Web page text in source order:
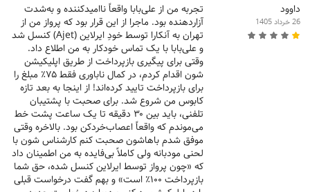
داوود
26 خرداد 1405
تجربه‌ من از علی‌بابا واقعاً ناامیدکننده و به‌شدت
آزاردهنده بود. ماجرا از این قرار بود که پرواز من از
تهران به آنکارا توسط خودِ ایرلاین (Ajet) کنسل شد
و علی‌بابا با یک تماس خودکار به من اطلاع داد.
وقتی برای پیگیری بازپرداخت از طریق اپلیکیشن
شون اقدام کردم، در کمال ناباوری فقط ۷۵٪ مبلغ را
برای بازپرداخت تایید کرده‌اند! از اینجا به بعد تازه
کابوس من شروع شد. برای صحبت با پشتیبان
تلفنی، باید بین ۳۰ دقیقه تا یک ساعت پشت خط
می‌موندم که واقعاً اعصاب‌خردکن بود. بالاخره وقتی
موفق شدم باهاشون صحبت کنم کارشناس‌ شون با
لحنی مودبانه ولی کاملاً بی‌فایده به من اطمینان داد
که «چون پرواز توسط ایرلاین کنسل شده، حق شما
بازپرداخت ۱۰۰٪ است» و بهم گفت درخواست قبلی